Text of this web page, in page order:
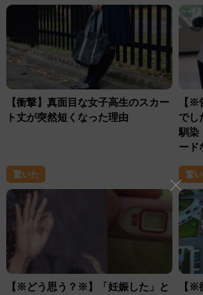
【衝撃】真面目な女子高生のスカー
ト丈が突然短くなった理由
【※
でし
馴染
ード
驚いた
【※どう思う？※】「妊娠した」と
驚
【※